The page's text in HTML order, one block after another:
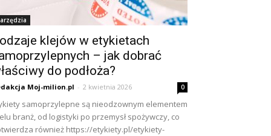
klejów w etykietach
– jak dobrać
do podłoża?
Moj-milion.pl - 2 kwietnia 2026 0
samoprzylepne są nieodzownym elementem
branż, od logistyki po przemysł spożywczy, co
również https://etykiety.pl/etykiety-